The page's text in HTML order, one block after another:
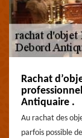
Rachat
Antiquaire .
Au rachat des
parfois possible